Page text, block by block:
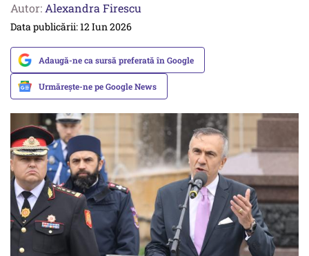
Autor: Alexandra Firescu
Data publicării: 12 Iun 2026
Adaugă-ne ca sursă preferată în Google
Urmărește-ne pe Google News